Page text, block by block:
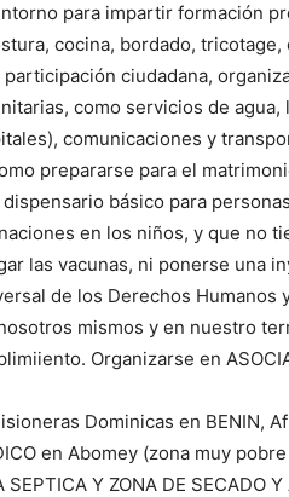
para impartir formación
cocina, bordado,
ciudadana,
como servicios de
comunicaciones y
prepararse para el
básico para
en los niños, y que no
las vacunas, ni ponerse una
de los Derechos
mismos y en nuestro
Organizarse en
Dominicas en BENIN,
en Abomey (zona muy
SEPTICA Y ZONA DE SECADO